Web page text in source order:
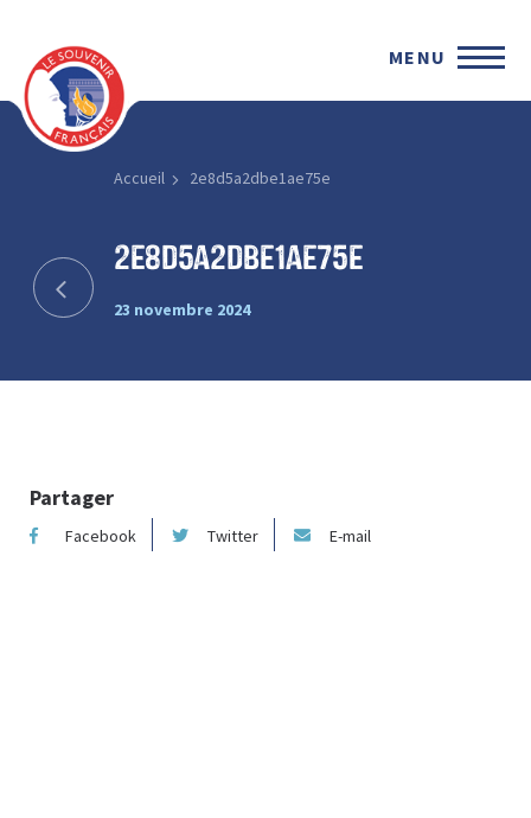
MENU
Accueil 2e8d5a2dbe1ae75e
2e8d5a2dbe1ae75e
23 novembre 2024
Partager
Facebook Twitter E-mail